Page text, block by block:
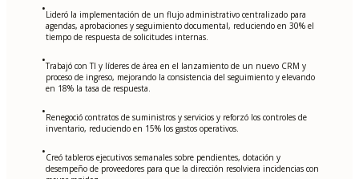
•Lideró la implementación de un flujo administrativo centralizado para
agendas, aprobaciones y seguimiento documental, reduciendo en 30% el
tiempo de respuesta de solicitudes internas.
•Trabajó con TI y líderes de área en el lanzamiento de un nuevo CRM y
proceso de ingreso, mejorando la consistencia del seguimiento y elevando
en 18% la tasa de respuesta.
•Renegoció contratos de suministros y servicios y reforzó los controles de
inventario, reduciendo en 15% los gastos operativos.
•Creó tableros ejecutivos semanales sobre pendientes, dotación y
desempeño de proveedores para que la dirección resolviera incidencias con